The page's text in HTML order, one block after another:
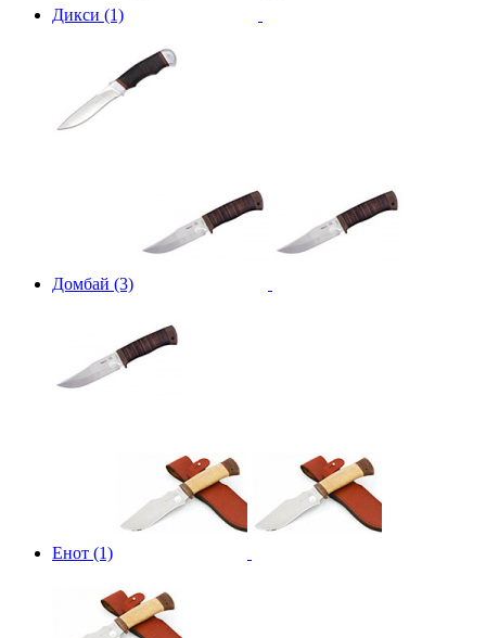
Дикси (1)
Домбай (3)
Енот (1)